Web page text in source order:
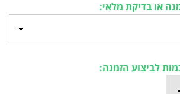
או בדיקת מלאי:
לביצוע הזמנה: